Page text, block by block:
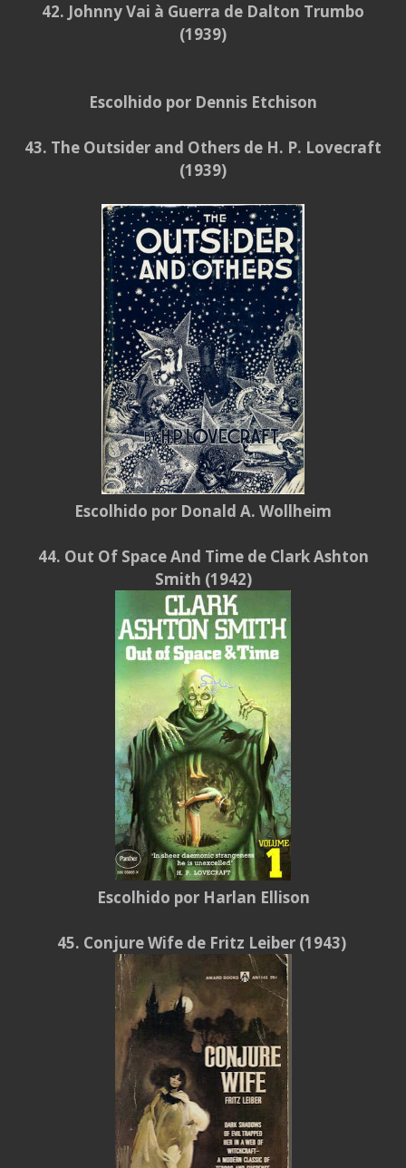
42. Johnny Vai à Guerra de Dalton Trumbo
(1939)
Escolhido por Dennis Etchison
43. The Outsider and Others de H. P. Lovecraft
(1939)
Escolhido por Donald A. Wollheim
44. Out Of Space And Time de Clark Ashton
Smith (1942)
Escolhido por Harlan Ellison
45. Conjure Wife de Fritz Leiber (1943)